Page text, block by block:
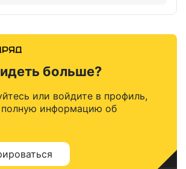
больше?
или войдите в профиль,
полную информацию об